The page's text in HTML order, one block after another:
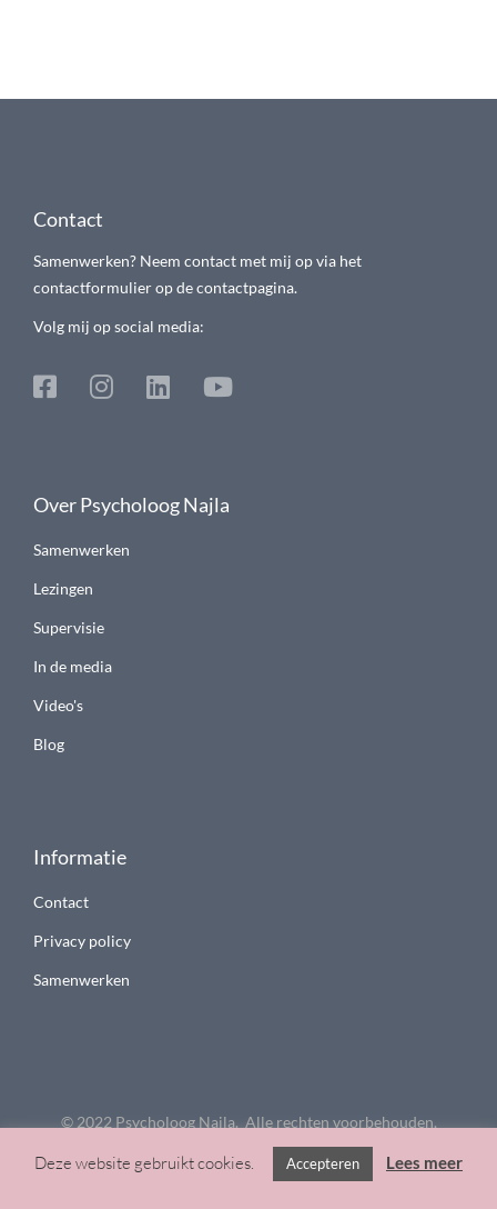
Contact
Samenwerken? Neem contact met mij op via het
contactformulier op de contactpagina.
Volg mij op social media:
Over Psycholoog Najla
Samenwerken
Lezingen
Supervisie
In de media
Video's
Blog
Informatie
Contact
Privacy policy
Samenwerken
© 2022 Psycholoog Najla. Alle rechten voorbehouden.
Deze website gebruikt cookies. Accepteren Lees meer